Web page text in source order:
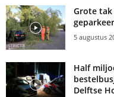
Grote
5 augustus
Half
Delftse